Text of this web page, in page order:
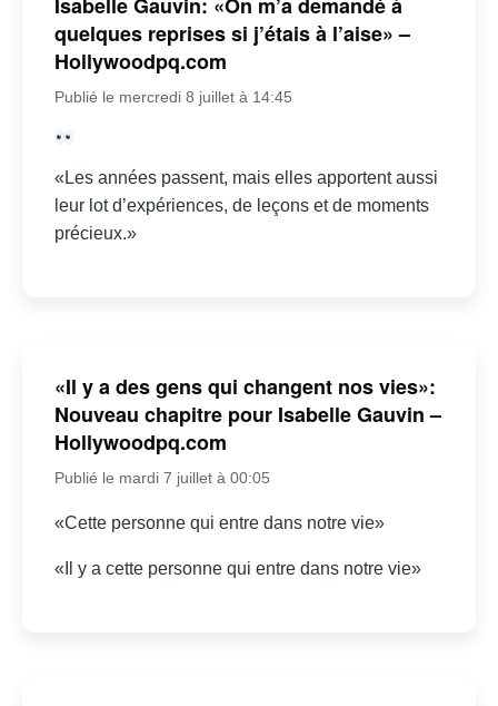
quelques reprises si j’étais à l’aise» –
Hollywoodpq.com
Publié le mercredi 8 juillet à 14:45
«Les années passent, mais elles apportent aussi
leur lot d’expériences, de leçons et de moments
précieux.»
«Il y a des gens qui changent nos vies»:
Nouveau chapitre pour Isabelle Gauvin –
Hollywoodpq.com
Publié le mardi 7 juillet à 00:05
«Cette personne qui entre dans notre vie»
«Il y a cette personne qui entre dans notre vie»